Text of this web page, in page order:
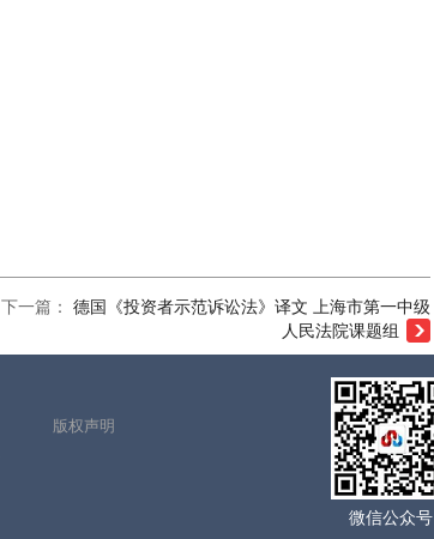
下一篇：
德国《投资者示范诉讼法》译文 上海市第一中级
人民法院课题组
版权声明
微信公众号